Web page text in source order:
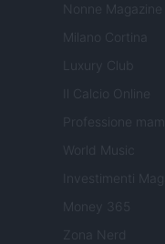
Nonne Magazine
Milano Cortina
Luxury Club
Il Calcio Online
Professione
World Music
Investimenti
Money 365
Zona Nerd